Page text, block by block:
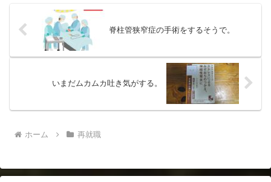
脊柱管狭窄症の手術をするそうで。
いまだムカムカ吐き気がする。
ホーム 再就職